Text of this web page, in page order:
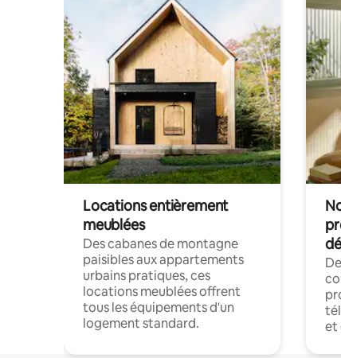
Locations entièrement
meublées
Des cabanes de montagne
paisibles aux appartements
urbains pratiques, ces
locations meublées offrent
tous les équipements d'un
logement standard.
et